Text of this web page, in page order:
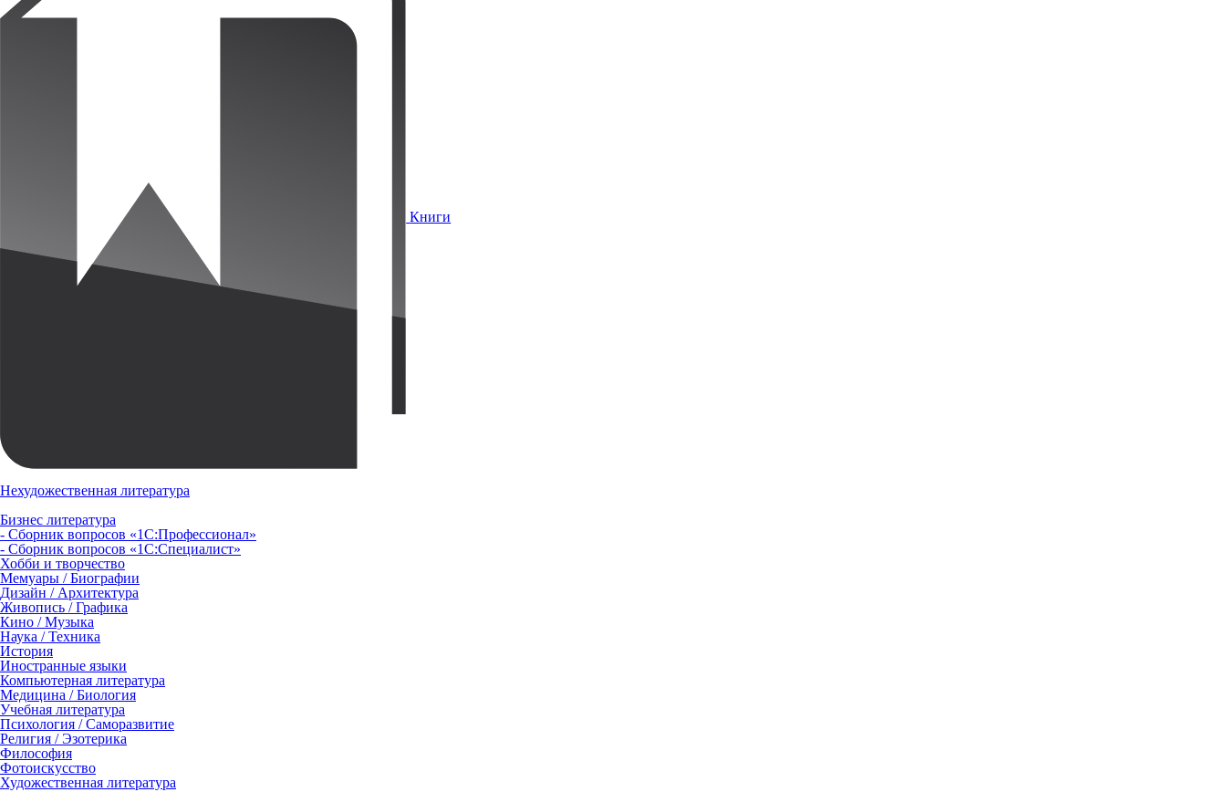
Книги
Нехудожественная литература
Бизнес литература
- Сборник вопросов «1С:Профессионал»
- Сборник вопросов «1С:Специалист»
Хобби и творчество
Мемуары / Биографии
Дизайн / Архитектура
Живопись / Графика
Кино / Музыка
Наука / Техника
История
Иностранные языки
Компьютерная литература
Медицина / Биология
Учебная литература
Психология / Саморазвитие
Религия / Эзотерика
Философия
Фотоискусство
Художественная литература